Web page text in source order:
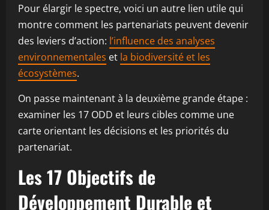
Pour élargir le spectre, voici un autre lien utile qui
montre comment les partenariats peuvent devenir
des leviers d’action: l’influence des analyses
environnementales et la biodiversité et les
écosystèmes.
On passe maintenant à la deuxième grande étape :
examiner les 17 ODD et leurs cibles comme une
carte orientant les décisions et les priorités du
partenariat.
Les 17 Objectifs de
Développement Durable et